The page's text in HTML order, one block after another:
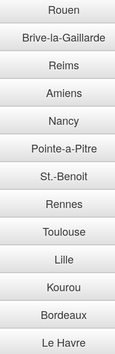
Rouen
Brive-la-Gaillarde
Reims
Amiens
Nancy
Pointe-a-Pitre
St.-Benoit
Rennes
Toulouse
Lille
Kourou
Bordeaux
Le Havre